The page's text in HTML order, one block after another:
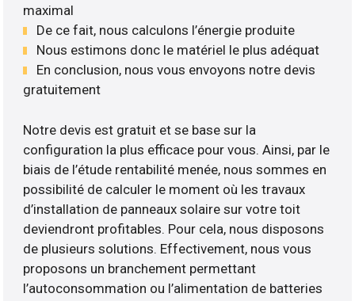
maximal
De ce fait, nous calculons l’énergie produite
Nous estimons donc le matériel le plus adéquat
En conclusion, nous vous envoyons notre devis
gratuitement
Notre devis est gratuit et se base sur la
configuration la plus efficace pour vous. Ainsi, par le
biais de l’étude rentabilité menée, nous sommes en
possibilité de calculer le moment où les travaux
d’installation de panneaux solaire sur votre toit
deviendront profitables. Pour cela, nous disposons
de plusieurs solutions. Effectivement, nous vous
proposons un branchement permettant
l’autoconsommation ou l’alimentation de batteries